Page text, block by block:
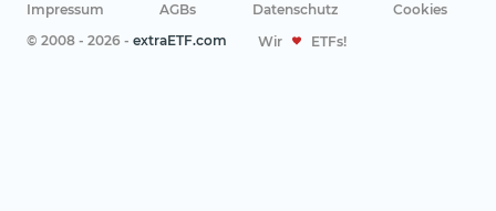
Impressum AGBs Datenschutz
Cookies
© 2008 - 2026 - extraETF.com Wir ETFs!